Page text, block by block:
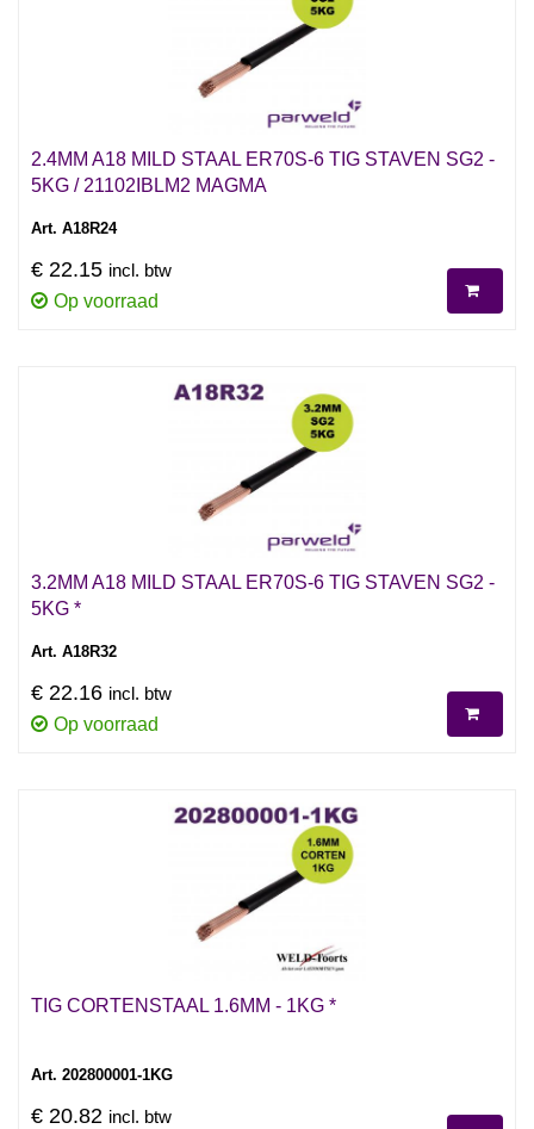
2.4MM A18 MILD STAAL ER70S-6 TIG STAVEN SG2 -
5KG / 21102IBLM2 MAGMA
Art. A18R24
€ 22.15 incl. btw
Op voorraad
3.2MM A18 MILD STAAL ER70S-6 TIG STAVEN SG2 -
5KG *
Art. A18R32
€ 22.16 incl. btw
Op voorraad
TIG CORTENSTAAL 1.6MM - 1KG *
Art. 202800001-1KG
€ 20.82 incl. btw